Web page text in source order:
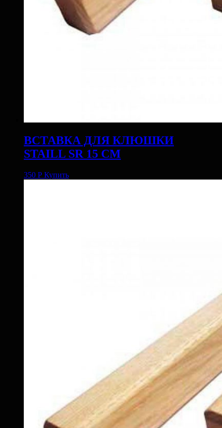
ВСТАВКА ДЛЯ КЛЮШКИ
STAILL SR 15 СМ
350 Р Купить